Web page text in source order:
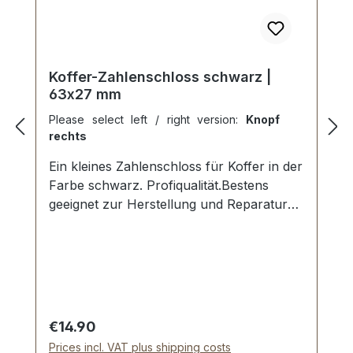
Koffer-Zahlenschloss schwarz |
63x27 mm
Please select left / right version: Knopf
rechts
Ein kleines Zahlenschloss für Koffer in der
Farbe schwarz. Profiqualität.Bestens
geeignet zur Herstellung und Reparatur
1 Stück Zahlenschloss 1 Stück Oberteil für
Zahlenschloss 1 Stück Anleitung zum
Regular price:
€14.90
Prices incl. VAT plus shipping costs